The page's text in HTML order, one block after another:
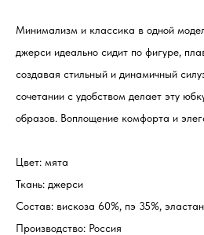
Минимализм и классика в одной
джерси идеально сидит по фигуре,
создавая стильный и динамичный
сочетании с удобством делает эту
образов. Воплощение комфорта и
Цвет: мята
Ткань: джерси
Состав: вискоза 60%, пэ 35%,
Производство: Россия